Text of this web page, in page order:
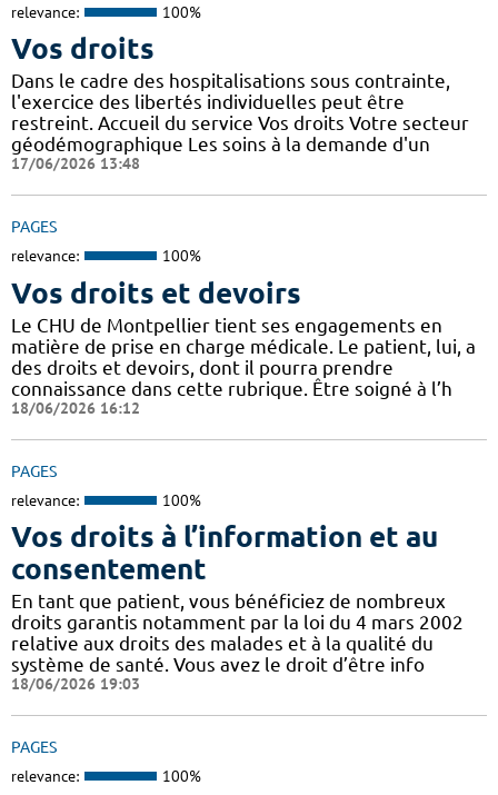
relevance: 100%
Vos droits
Dans le cadre des hospitalisations sous contrainte,
l'exercice des libertés individuelles peut être
restreint. Accueil du service Vos droits Votre secteur
géodémographique Les soins à la demande d'un
17/06/2026 13:48
PAGES
relevance: 100%
Vos droits et devoirs
Le CHU de Montpellier tient ses engagements en
matière de prise en charge médicale. Le patient, lui, a
des droits et devoirs, dont il pourra prendre
connaissance dans cette rubrique. Être soigné à l’h
18/06/2026 16:12
PAGES
relevance: 100%
Vos droits à l’information et au
consentement
En tant que patient, vous bénéficiez de nombreux
droits garantis notamment par la loi du 4 mars 2002
relative aux droits des malades et à la qualité du
système de santé. Vous avez le droit d’être info
18/06/2026 19:03
PAGES
relevance: 100%